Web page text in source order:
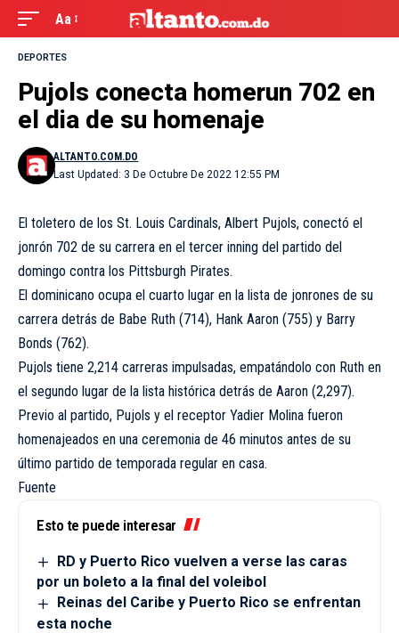
Aa
DEPORTES
Pujols conecta homerun 702 en
el dia de su homenaje
Last Updated: 3 De Octubre De 2022 12:55 PM
ALTANTO.COM.DO
El toletero de los St. Louis Cardinals, Albert Pujols, conectó el
jonrón 702 de su carrera en el tercer inning del partido del
domingo contra los Pittsburgh Pirates.
El dominicano ocupa el cuarto lugar en la lista de jonrones de su
carrera detrás de Babe Ruth (714), Hank Aaron (755) y Barry
Bonds (762).
Pujols tiene 2,214 carreras impulsadas, empatándolo con Ruth en
el segundo lugar de la lista histórica detrás de Aaron (2,297).
Previo al partido, Pujols y el receptor Yadier Molina fueron
homenajeados en una ceremonia de 46 minutos antes de su
último partido de temporada regular en casa.
Fuente
Esto te puede interesar
RD y Puerto Rico vuelven a verse las caras
por un boleto a la final del voleibol
Reinas del Caribe y Puerto Rico se enfrentan
esta noche